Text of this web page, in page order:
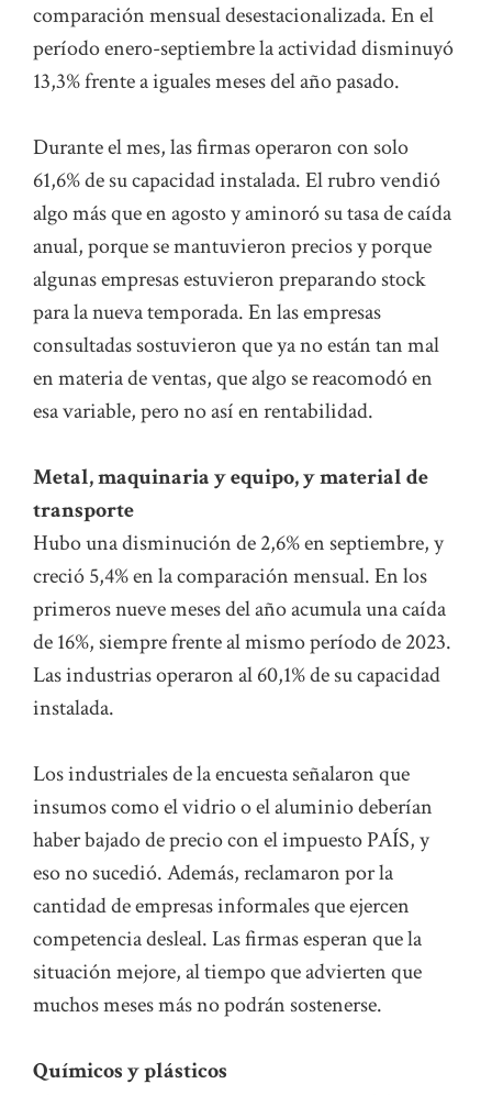
comparación mensual desestacionalizada. En el
período enero-septiembre la actividad disminuyó
13,3% frente a iguales meses del año pasado.
Durante el mes, las firmas operaron con solo
61,6% de su capacidad instalada. El rubro vendió
algo más que en agosto y aminoró su tasa de caída
anual, porque se mantuvieron precios y porque
algunas empresas estuvieron preparando stock
para la nueva temporada. En las empresas
consultadas sostuvieron que ya no están tan mal
en materia de ventas, que algo se reacomodó en
esa variable, pero no así en rentabilidad.
Metal, maquinaria y equipo, y material de
transporte
Hubo una disminución de 2,6% en septiembre, y
creció 5,4% en la comparación mensual. En los
primeros nueve meses del año acumula una caída
de 16%, siempre frente al mismo período de 2023.
Las industrias operaron al 60,1% de su capacidad
instalada.
Los industriales de la encuesta señalaron que
insumos como el vidrio o el aluminio deberían
haber bajado de precio con el impuesto PAÍS, y
eso no sucedió. Además, reclamaron por la
cantidad de empresas informales que ejercen
competencia desleal. Las firmas esperan que la
situación mejore, al tiempo que advierten que
muchos meses más no podrán sostenerse.
Químicos y plásticos